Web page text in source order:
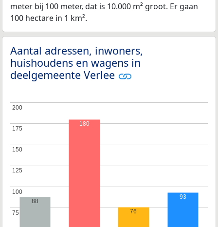
meter bij 100 meter, dat is 10.000 m² groot. Er gaan
100 hectare in 1 km².
Aantal adressen, inwoners,
huishoudens en wagens in
deelgemeente Verlee
75
75
100
100
125
125
150
150
175
175
200
200
88
180
76
93